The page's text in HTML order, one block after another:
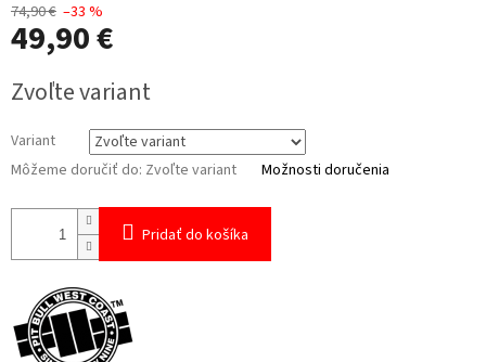
74,90 € –33 %
49,90 €
cena:
Zvoľte variant
Variant
Môžeme doručiť do: Zvoľte variant Možnosti doručenia
Pridať do košíka